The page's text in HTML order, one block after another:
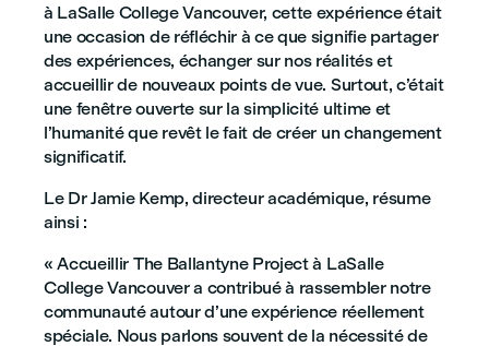
à LaSalle College Vancouver, cette expérience était
une occasion de réfléchir à ce que signifie partager
des expériences, échanger sur nos réalités et
accueillir de nouveaux points de vue. Surtout, c’était
une fenêtre ouverte sur la simplicité ultime et
l’humanité que revêt le fait de créer un changement
significatif.
Le Dr Jamie Kemp, directeur académique, résume
ainsi :
« Accueillir The Ballantyne Project à LaSalle
College Vancouver a contribué à rassembler notre
communauté autour d’une expérience réellement
spéciale. Nous parlons souvent de la nécessité de